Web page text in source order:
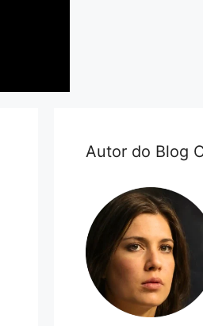
Autor do Blog